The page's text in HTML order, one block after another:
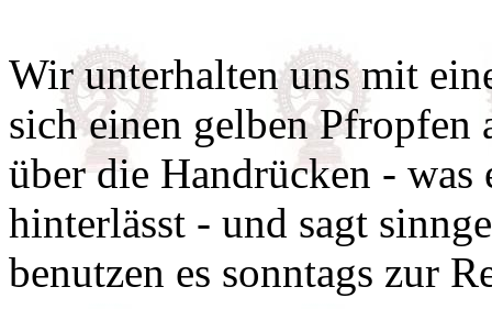
Wir unterhalten uns mit
sich einen gelben Pfropfen
über die Handrücken -
hinterlässt - und sagt
benutzen es sonntags zur